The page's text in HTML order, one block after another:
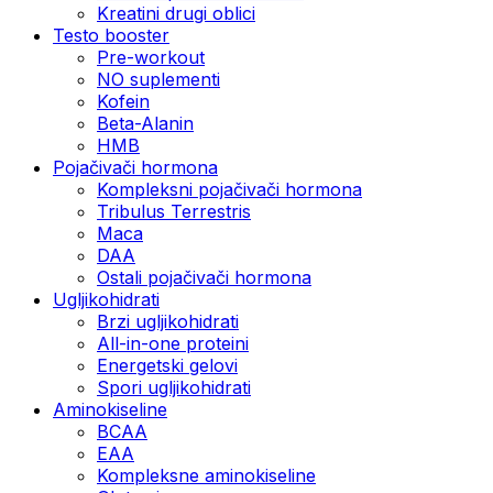
Kreatini drugi oblici
Testo booster
Pre-workout
NO suplementi
Kofein
Beta-Alanin
HMB
Pojačivači hormona
Kompleksni pojačivači hormona
Tribulus Terrestris
Maca
DAA
Ostali pojačivači hormona
Ugljikohidrati
Brzi ugljikohidrati
All-in-one proteini
Energetski gelovi
Spori ugljikohidrati
Aminokiseline
BCAA
EAA
Kompleksne aminokiseline